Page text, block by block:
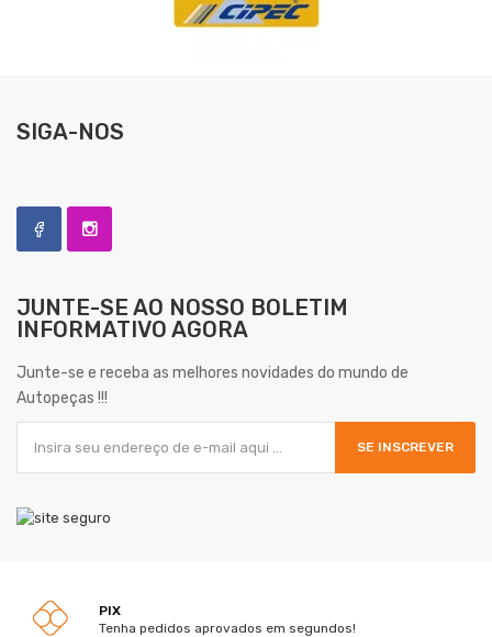
SIGA-NOS
JUNTE-SE AO NOSSO BOLETIM
INFORMATIVO AGORA
Junte-se e receba as melhores novidades do mundo de
Autopeças !!!
SE INSCREVER
PIX
Tenha pedidos aprovados em segundos!